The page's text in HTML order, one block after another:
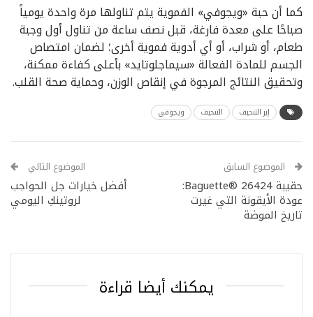
كما أن حبة «ويجوفي» الفموية يتم تناولها مرة واحدة يومياً
صباحًا على معدة فارغة، قبل نصف ساعة من تناول أول وجبة
طعام، أو شراب، أو أي أدوية فموية أخرى؛ لضمان امتصاص
الجسم للمادة الفعالة «سيماجلوتايد» بأعلى كفاءة ممكنة،
وتحقيق النتائج المرجوة في إنقاص الوزن، وحماية صحة القلب.
إبر التنحيف التنحيف ويجوفي
الموضوع السابق
حقيبة Baguette® 26424:
عودة الأيقونة التي غيرت
تاريخ الموضة
الموضوع التالي
أفضل خيارات جل الحواجب
لروتينكِ اليومي
يمكنك أيضا قراءة